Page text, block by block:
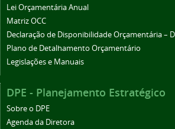
Lei Orçamentária Anual
Matriz OCC
Declaração de Disponibilidade Orçamentária –
Plano de Detalhamento Orçamentário
Legislações e Manuais
DPE - Planejamento Estratégico
Sobre o DPE
Agenda da Diretora